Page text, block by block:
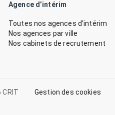
Agence d’intérim
Toutes nos agences d’intérim
Nos agences par ville
Nos cabinets de recrutement
Gestion des cookies